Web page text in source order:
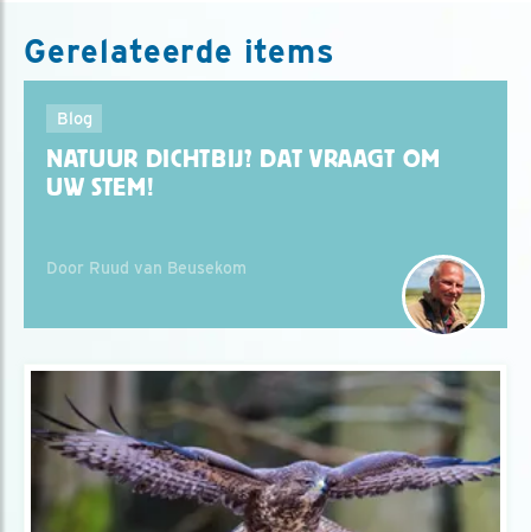
Gerelateerde items
Blog
NATUUR DICHTBIJ? DAT VRAAGT OM
UW STEM!
Door Ruud van Beusekom